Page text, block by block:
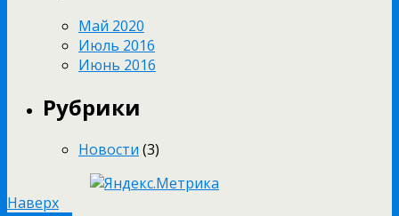
Май 2020
Июль 2016
Июнь 2016
Рубрики
Новости (3)
Наверх